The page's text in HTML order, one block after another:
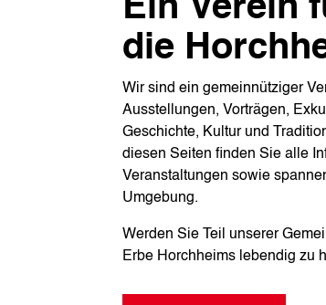
Ein Verein
die
Wir sind ein gemeinnütziger
Ausstellungen, Vorträgen,
Geschichte, Kultur und
diesen Seiten finden Sie alle
Veranstaltungen sowie
Umgebung.
Werden Sie Teil unserer
Erbe Horchheims lebendig zu